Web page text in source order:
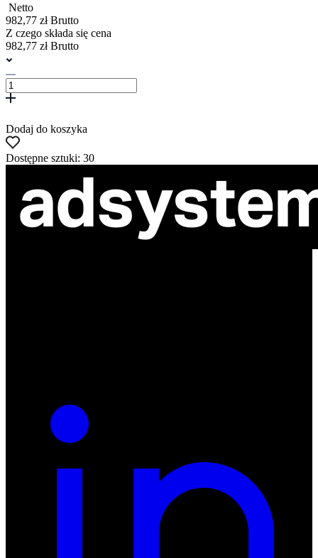
Netto
982,77 zł Brutto
Z czego składa się cena
982,77 zł Brutto
Dodaj do koszyka
Dostępne sztuki: 30